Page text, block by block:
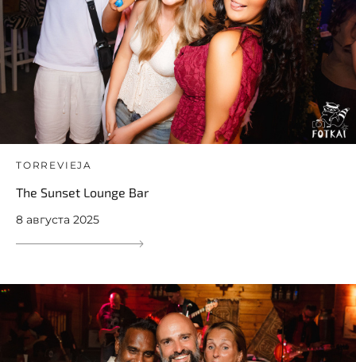
TORREVIEJA
The Sunset Lounge Bar
8 августа 2025